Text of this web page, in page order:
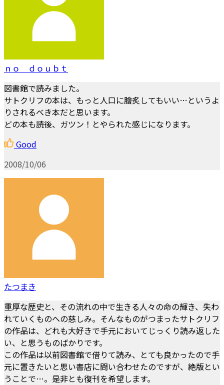
ｎｏ ｄｏｕｂｔ
図書館で読みました。
サトクリフの本は、もっと人口に膾炙してもいい…というよ
りされるべき本だと思います。
どの本も読後、ガツン！とやられた感じになります。
Good
2008/10/06
たつまき
重厚な歴史と、その流れの中で生きる人々の命の輝き、失わ
れていくものへの慈しみ。そんなものがつまったサトクリフ
の作品は、どれも大好きで手元においてじっくり読み返した
い、と思うものばかりです。
この作品は以前図書館で借りて読み、とても良かったので手
元に置きたいと思い書店に問い合わせたのですが、絶版とい
うことで…。是非とも復刊を希望します。